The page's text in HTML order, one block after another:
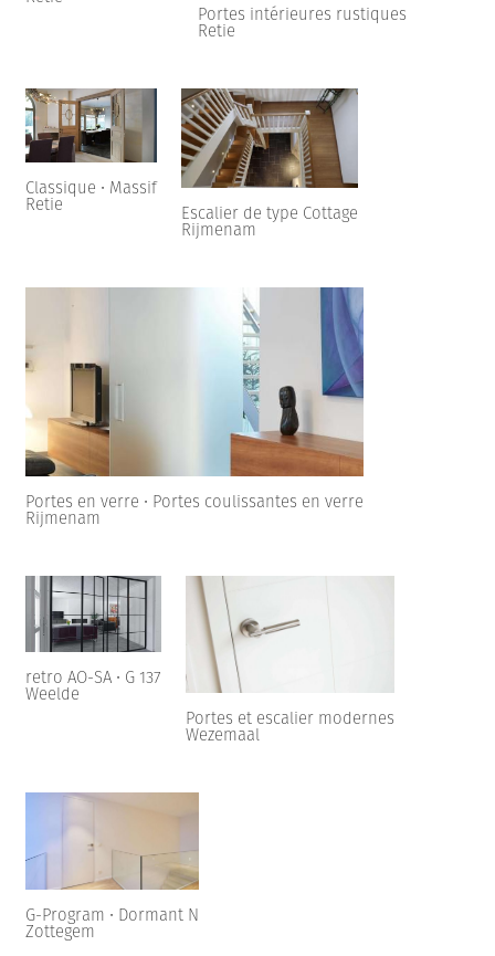
Portes intérieures rustiques
Retie
Classique • Massif
Retie Escalier de type Cottage
Rijmenam
Portes en verre • Portes coulissantes en verre
Rijmenam
retro AO-SA • G 137
Weelde
Portes et escalier modernes
Wezemaal
G-Program • Dormant N
Zottegem